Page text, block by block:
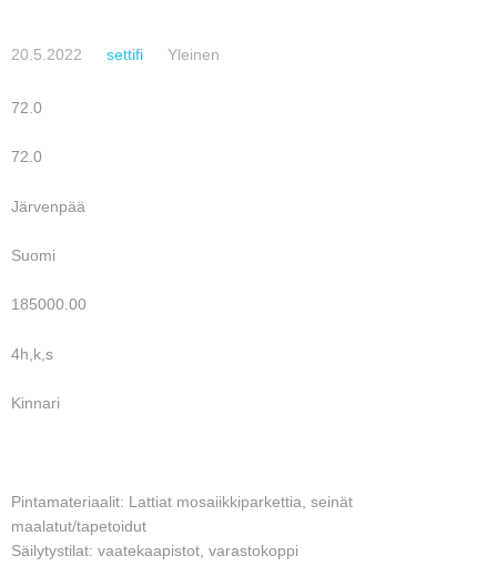
20.5.2022 settifi Yleinen
72.0
72.0
Järvenpää
Suomi
185000.00
4h,k,s
Kinnari
Pintamateriaalit: Lattiat mosaiikkiparkettia, seinät
maalatut/tapetoidut
Säilytystilat: vaatekaapistot, varastokoppi